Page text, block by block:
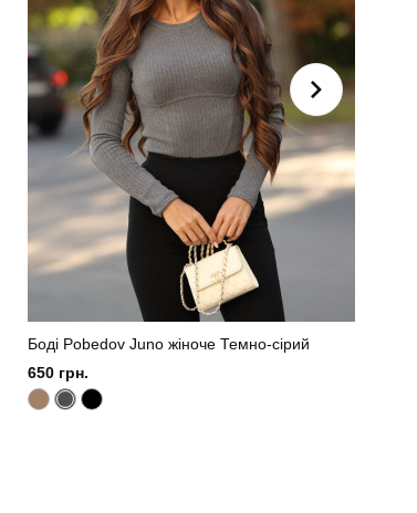
Боді Pobedov Juno жіноче Темно-сірий
650 грн.